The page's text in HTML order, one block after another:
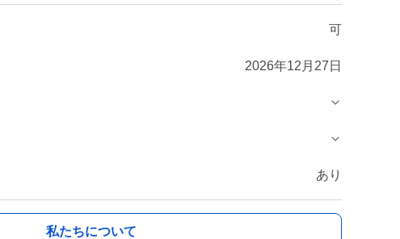
可
2026年12月27日
あり
私たちについて